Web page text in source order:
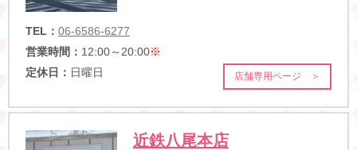
TEL： 06-6586-6277
営業時間： 12:00～20:00※
定休日： 日曜日 店舗専用ページ ＞
近鉄八尾本店